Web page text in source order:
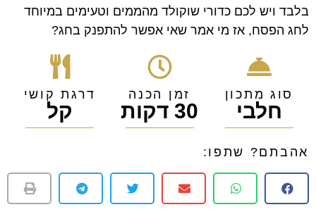
בלבד ויש לכם כדורי שוקולד מהממים וטעימים במיוחד
לחג הפסח, אז מי אמר שאי אפשר להתפנק בחג?
סוג מתכון
חלבי
זמן הכנה
30 דקות
דרגת קושי
קל
אהבתם? שתפו: